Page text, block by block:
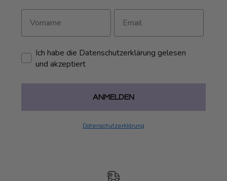
Ich habe die Datenschutzerklärung gelesen
und akzeptiert
ANMELDEN
Datenschutzerklärung